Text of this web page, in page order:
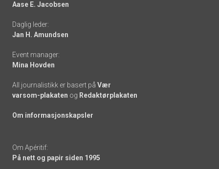
-
links
Aase E. Jacobsen
Daglig leder:
Jan H. Amundsen
Event manager:
Mina Hovden
All journalistikk er basert på Vær
varsom-plakaten og Redaktørplakaten
Om informasjonskapsler
Om Apéritif:
På nett og papir siden 1995